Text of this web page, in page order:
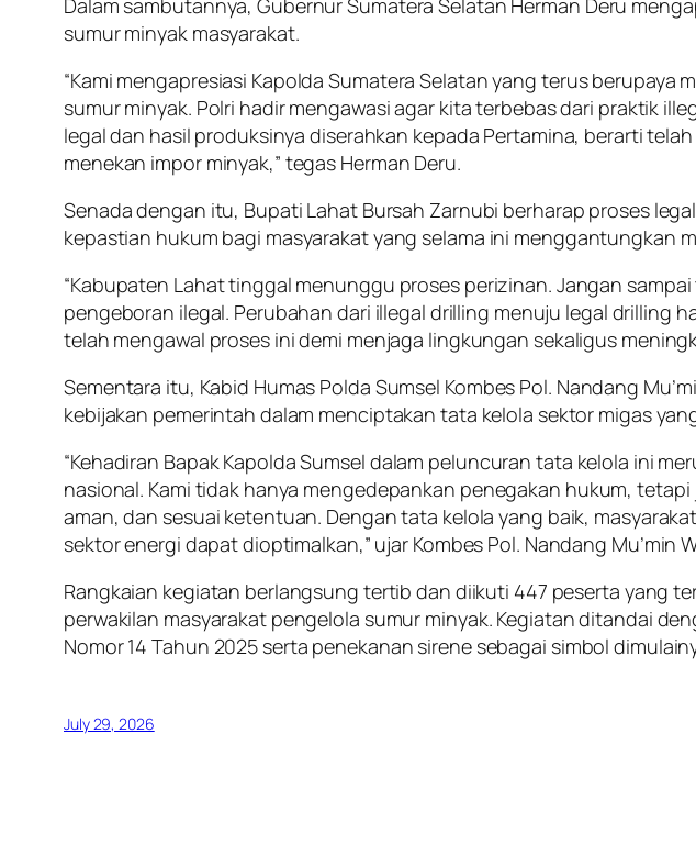
sumur minyak masyarakat.
“Kami mengapresiasi Kapolda Sumatera Selatan yang terus
sumur minyak. Polri hadir mengawasi agar kita terbebas dari praktik
legal dan hasil produksinya diserahkan kepada Pertamina, berarti
menekan impor minyak,” tegas Herman Deru.
Senada dengan itu, Bupati Lahat Bursah Zarnubi berharap proses
kepastian hukum bagi masyarakat yang selama ini menggantungkan
“Kabupaten Lahat tinggal menunggu proses perizinan. Jangan
pengeboran ilegal. Perubahan dari illegal drilling menuju legal drilling
telah mengawal proses ini demi menjaga lingkungan sekaligus
Sementara itu, Kabid Humas Polda Sumsel Kombes Pol. Nandang
kebijakan pemerintah dalam menciptakan tata kelola sektor migas
“Kehadiran Bapak Kapolda Sumsel dalam peluncuran tata kelola ini
nasional. Kami tidak hanya mengedepankan penegakan hukum,
aman, dan sesuai ketentuan. Dengan tata kelola yang baik,
sektor energi dapat dioptimalkan,” ujar Kombes Pol. Nandang Mu’min
Rangkaian kegiatan berlangsung tertib dan diikuti 447 peserta yang
perwakilan masyarakat pengelola sumur minyak. Kegiatan ditandai
Nomor 14 Tahun 2025 serta penekanan sirene sebagai simbol
July 29, 2026